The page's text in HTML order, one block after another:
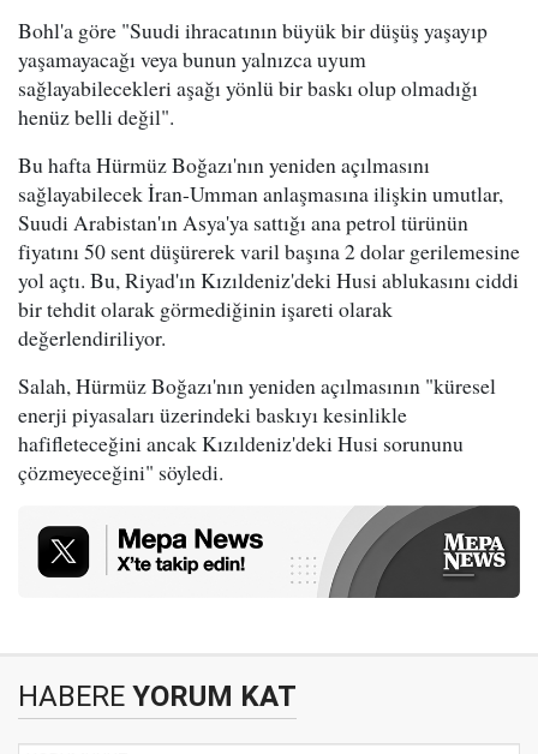
Bohl'a göre "Suudi ihracatının büyük bir düşüş yaşayıp
yaşamayacağı veya bunun yalnızca uyum
sağlayabilecekleri aşağı yönlü bir baskı olup olmadığı
henüz belli değil".
Bu hafta Hürmüz Boğazı'nın yeniden açılmasını
sağlayabilecek İran-Umman anlaşmasına ilişkin umutlar,
Suudi Arabistan'ın Asya'ya sattığı ana petrol türünün
fiyatını 50 sent düşürerek varil başına 2 dolar gerilemesine
yol açtı. Bu, Riyad'ın Kızıldeniz'deki Husi ablukasını ciddi
bir tehdit olarak görmediğinin işareti olarak
değerlendiriliyor.
Salah, Hürmüz Boğazı'nın yeniden açılmasının "küresel
enerji piyasaları üzerindeki baskıyı kesinlikle
hafifleteceğini ancak Kızıldeniz'deki Husi sorununu
çözmeyeceğini" söyledi.
HABERE YORUM KAT